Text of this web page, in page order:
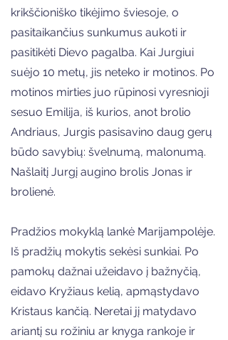
krikščioniško tikėjimo šviesoje, o
pasitaikančius sunkumus aukoti ir
pasitikėti Dievo pagalba. Kai Jurgiui
suėjo 10 metų, jis neteko ir motinos. Po
motinos mirties juo rūpinosi vyresnioji
sesuo Emilija, iš kurios, anot brolio
Andriaus, Jurgis pasisavino daug gerų
būdo savybių: švelnumą, malonumą.
Našlaitį Jurgį augino brolis Jonas ir
brolienė.
Pradžios mokyklą lankė Marijampolėje.
Iš pradžių mokytis sekėsi sunkiai. Po
pamokų dažnai užeidavo į bažnyčią,
eidavo Kryžiaus kelią, apmąstydavo
Kristaus kančią. Neretai jį matydavo
ariantį su rožiniu ar knyga rankoje ir